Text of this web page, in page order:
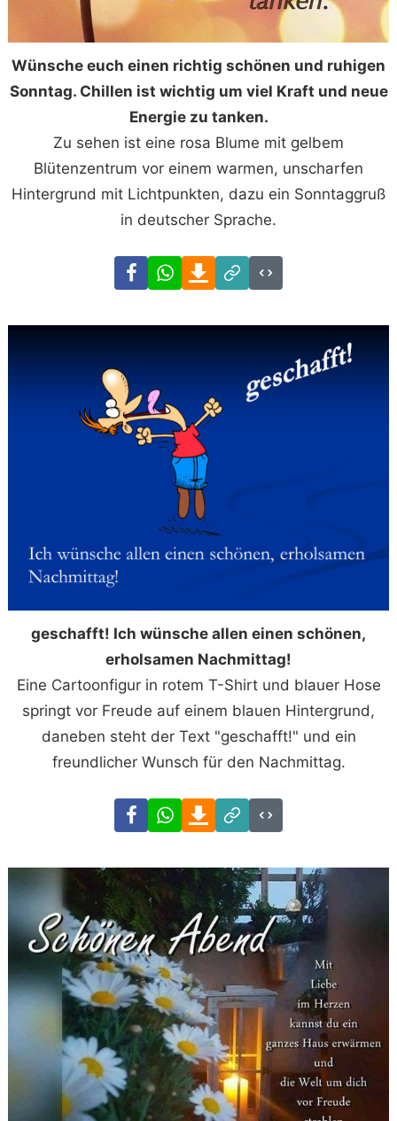
Wünsche euch einen richtig schönen und ruhigen
Sonntag. Chillen ist wichtig um viel Kraft und neue
Energie zu tanken.
Zu sehen ist eine rosa Blume mit gelbem
Blütenzentrum vor einem warmen, unscharfen
Hintergrund mit Lichtpunkten, dazu ein Sonntaggruß
in deutscher Sprache.
FacebookWhatsAppDownload
Link
Code
geschafft! Ich wünsche allen einen schönen,
erholsamen Nachmittag!
Eine Cartoonfigur in rotem T-Shirt und blauer Hose
springt vor Freude auf einem blauen Hintergrund,
daneben steht der Text "geschafft!" und ein
freundlicher Wunsch für den Nachmittag.
FacebookWhatsAppDownload
Link
Code